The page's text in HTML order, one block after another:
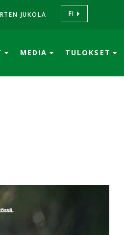
JUKOLA FI
MEDIA TULOKSET